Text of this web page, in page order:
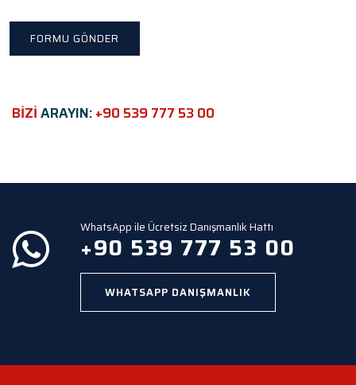
h
s
e
l
p
BİZİARAYIN:+90 539 777 53 00
WhatsApp ile Ücretsiz Danışmanlık Hattı
+90 539 777 53 00
WHATSAPP DANIŞMANLIK